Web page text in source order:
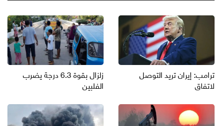
ترامب: إيران تريد التوصل
لاتفاق
زلزال بقوة 6.3 درجة يضرب
الفلبين